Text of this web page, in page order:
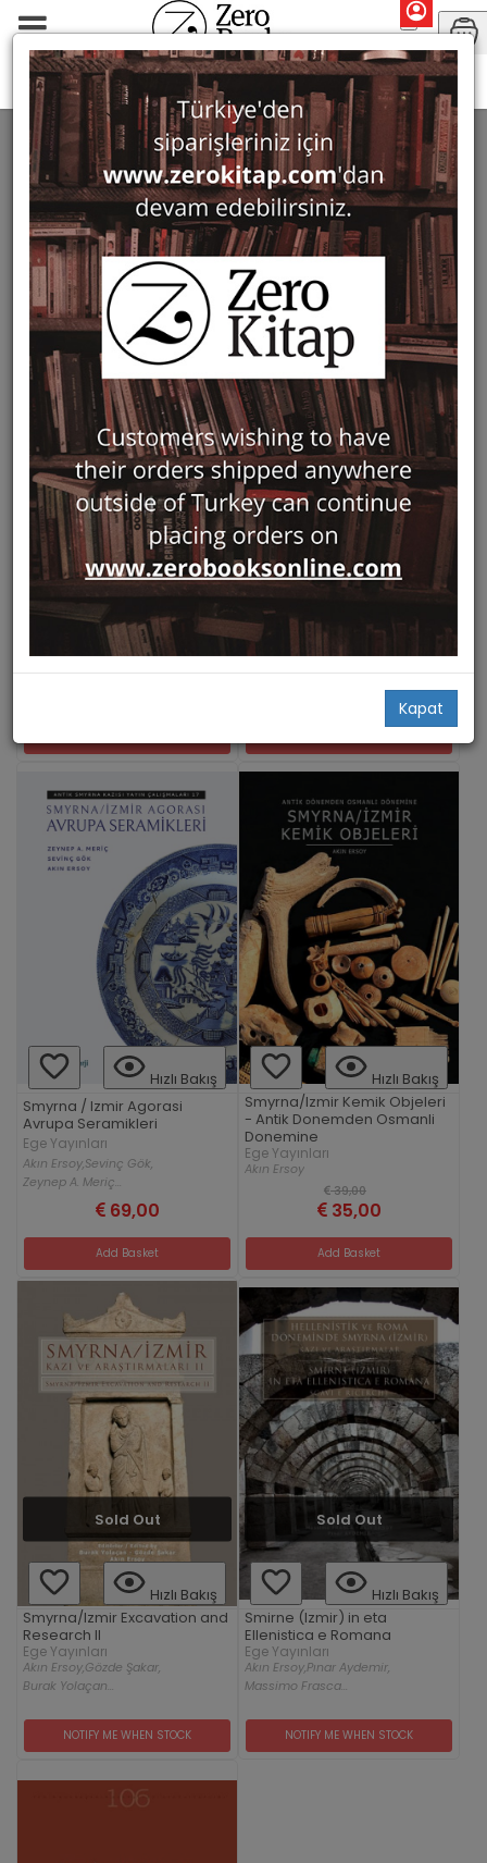
Kapat
Search: Akın Ersoy
SEARCH: AKIN ERSOY 7 ürün bulundu
Filter Show Only in Stock
Hızlı Bakış
Smyrna/Izmir Kazi ve
Arastirmalari
Ege Yayınları
Gözde Şakar
45,00
Hızlı Bakış
Smyrna/Izmir Excavation and
Research III
Ege Yayınları
Akın Ersoy,
Hakan Göncü,
Duygu S. Akar Tanrıver...
49,00
Hızlı Bakış
Smyrna / Izmir Agorasi
Avrupa Seramikleri
Ege Yayınları
Akın Ersoy,Sevinç Gök,
Zeynep A. Meriç...
69,00
Add Basket
Hızlı Bakış
Smyrna/Izmir Kemik Objeleri
- Antik Donemden Osmanli
Donemine
Ege Yayınları
Akın Ersoy
39,00
35,00
Add Basket
Sold Out
Hızlı Bakış
Smyrna/Izmir Excavation and
Research II
Ege Yayınları
Akın Ersoy,Gözde Şakar,
Burak Yolaçan...
NOTIFY ME WHEN STOCK
Sold Out
Hızlı Bakış
Smirne (Izmir) in eta
Ellenistica e Romana
Ege Yayınları
Akın Ersoy,Pınar Aydemir,
Massimo Frasca...
NOTIFY ME WHEN STOCK